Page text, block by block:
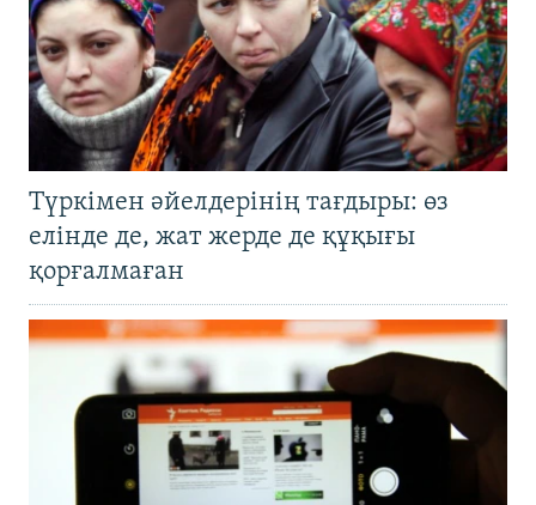
Түркімен әйелдерінің тағдыры: өз
елінде де, жат жерде де құқығы
қорғалмаған